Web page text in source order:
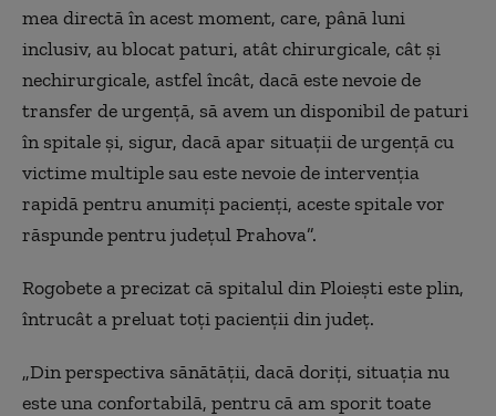
mea directă în acest moment, care, până luni
inclusiv, au blocat paturi, atât chirurgicale, cât și
nechirurgicale, astfel încât, dacă este nevoie de
transfer de urgență, să avem un disponibil de paturi
în spitale și, sigur, dacă apar situații de urgență cu
victime multiple sau este nevoie de intervenția
rapidă pentru anumiți pacienți, aceste spitale vor
răspunde pentru județul Prahova”.
Rogobete a precizat că spitalul din Ploiești este plin,
întrucât a preluat toți pacienții din județ.
„Din perspectiva sănătății, dacă doriți, situația nu
este una confortabilă, pentru că am sporit toate